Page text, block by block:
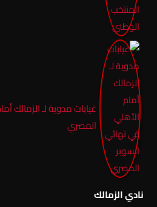
غيابات مدوية لـ الزمالك
المصري
نادي الزمالك